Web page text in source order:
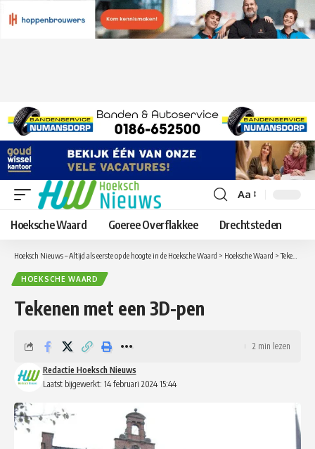
Lettergrootte
aanpassen
Aa
Hoeksche Waard Goeree Overflakkee Drechtsteden
Hoeksch Nieuws – Altijd als eerste op de hoogte in de Hoeksche Waard > Hoeksche Waard >Tekenen met een 3D-pen
HOEKSCHE WAARD
Tekenen met een 3D-pen
Laatst bijgewerkt: 14 februari 2024 15:44
Redactie Hoeksch Nieuws
2 min lezen